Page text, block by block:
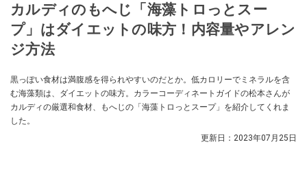
カルディのもへじ「海藻トロっとスー
プ」はダイエットの味方！内容量やアレン
ジ方法
黒っぽい食材は満腹感を得られやすいのだとか。低カロリーでミネラルを含
む海藻類は、ダイエットの味方。カラーコーディネートガイドの松本さんが
カルディの厳選和食材、もへじの「海藻トロっとスープ」を紹介してくれま
した。
更新日： 2023年07月25日